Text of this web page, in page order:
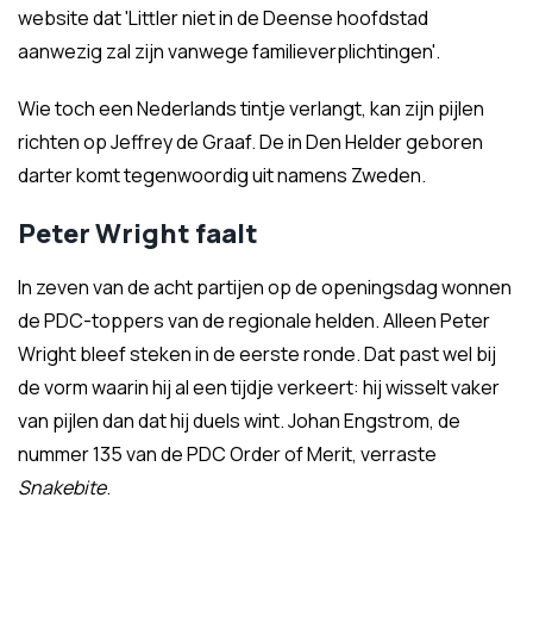
website dat 'Littler niet in de Deense hoofdstad
aanwezig zal zijn vanwege familieverplichtingen'.
Wie toch een Nederlands tintje verlangt, kan zijn pijlen
richten op Jeffrey de Graaf. De in Den Helder geboren
darter komt tegenwoordig uit namens Zweden.
Peter Wright faalt
In zeven van de acht partijen op de openingsdag wonnen
de PDC-toppers van de regionale helden. Alleen Peter
Wright bleef steken in de eerste ronde. Dat past wel bij
de vorm waarin hij al een tijdje verkeert: hij wisselt vaker
van pijlen dan dat hij duels wint. Johan Engstrom, de
nummer 135 van de PDC Order of Merit, verraste
Snakebite.